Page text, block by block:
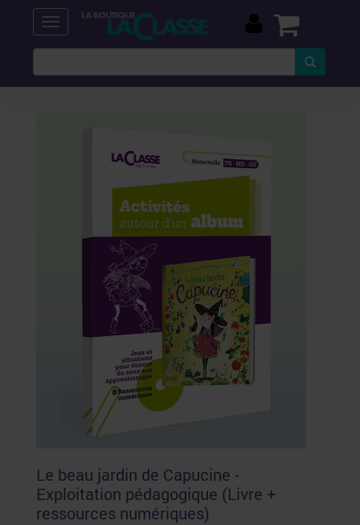
Le beau jardin de Capucine -
Exploitation pédagogique (Livre +
ressources numériques)